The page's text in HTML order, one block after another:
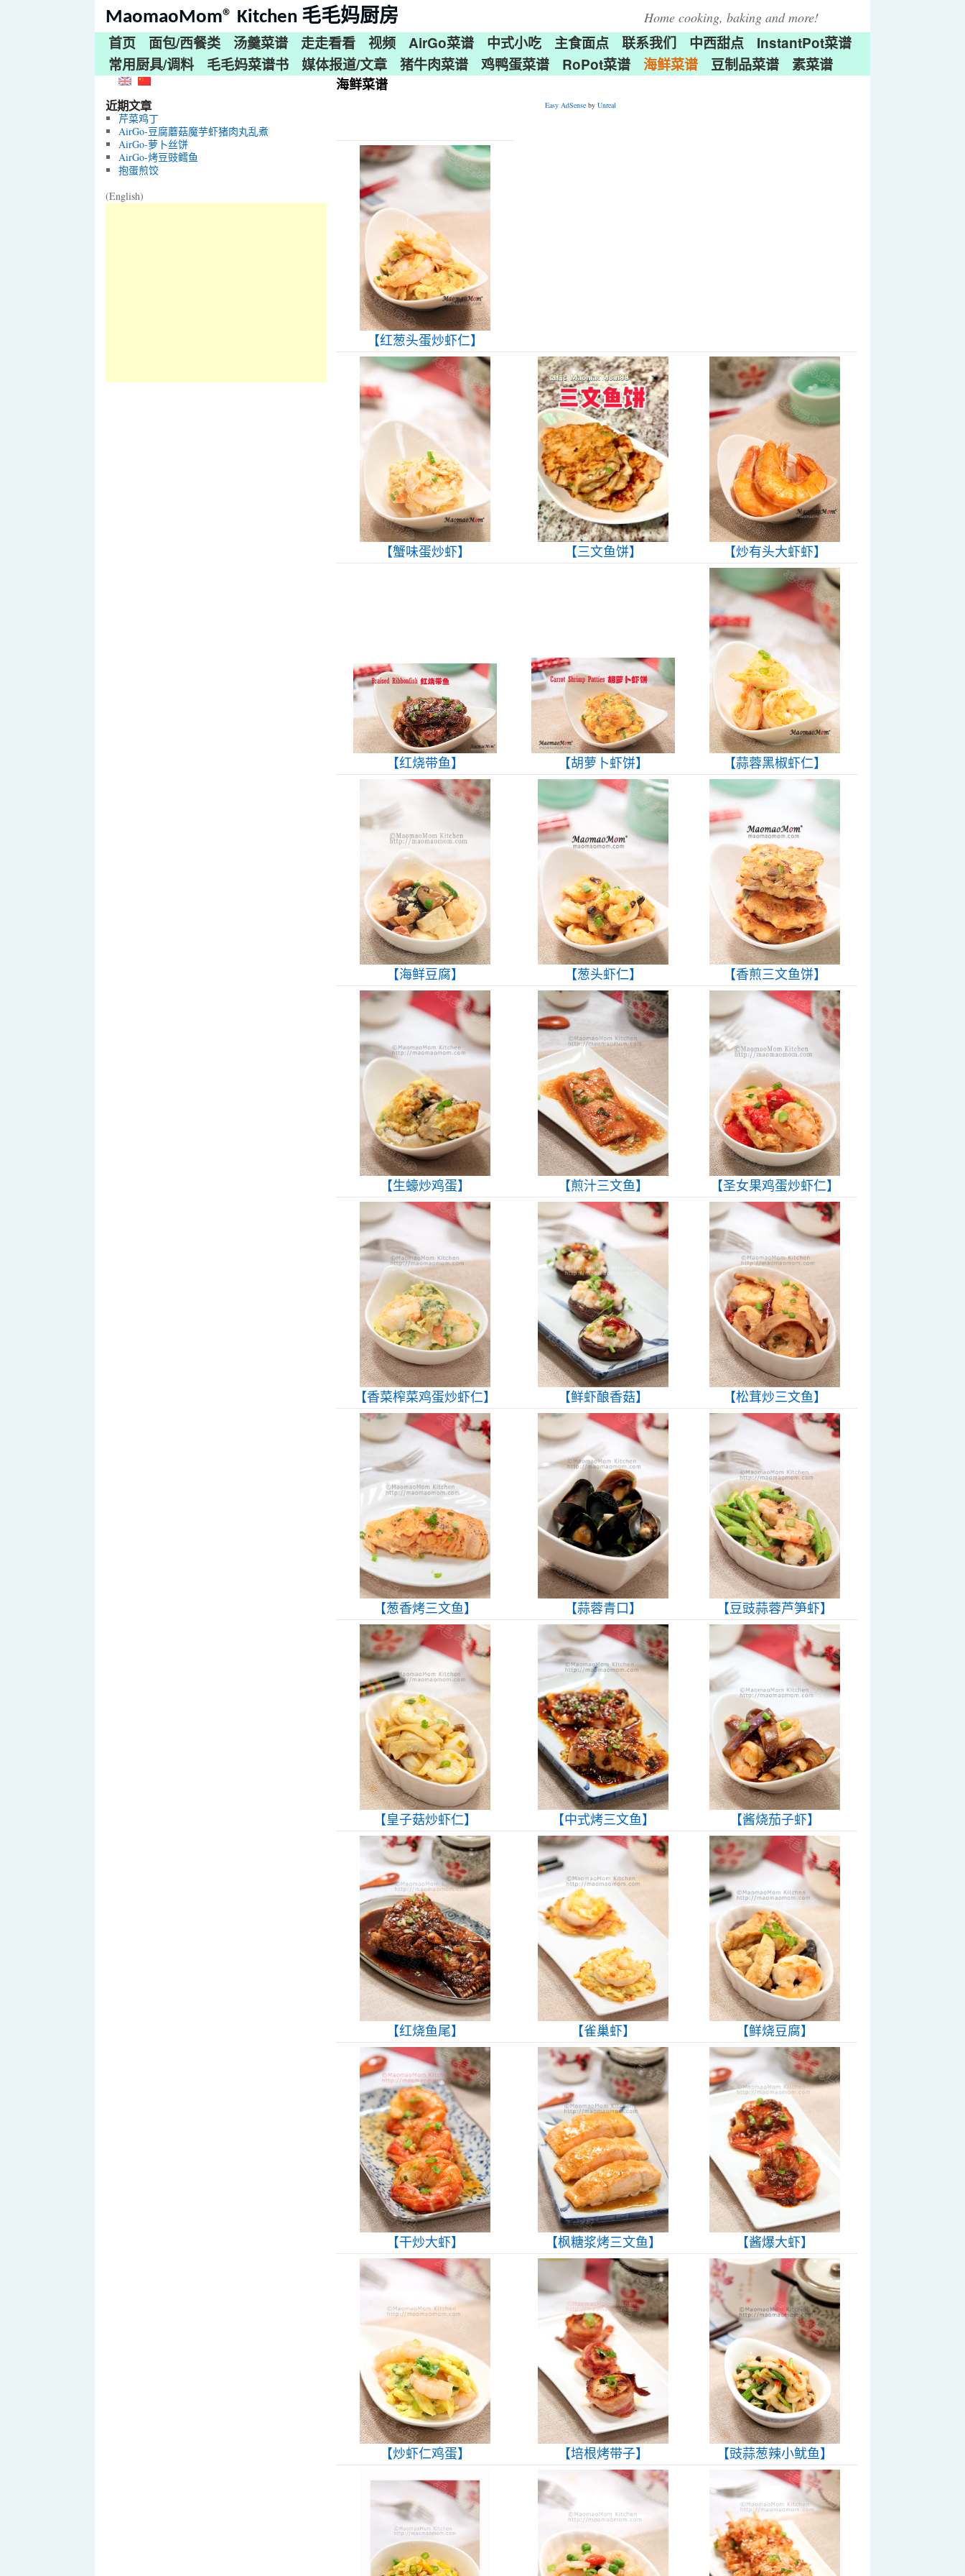
MaomaoMom® Kitchen 毛毛妈厨房 Home cooking, baking and more!
首页 面包/西餐类 汤羹菜谱 走走看看 视频 AirGo菜谱 中式小吃 主食面点 联系我们 中西甜点
InstantPot菜谱
常用厨具/调料
毛毛妈菜谱书 媒体报道/文章 猪牛肉菜谱 鸡鸭蛋菜谱 RoPot菜谱 海鲜菜谱 豆制品菜谱 素菜谱
海鲜菜谱
Easy AdSenseby Unreal
【红葱头蛋炒虾仁】
【蟹味蛋炒虾】 【三文鱼饼】 【炒有头大虾虾】
【红烧带鱼】 【胡萝卜虾饼】 【蒜蓉黑椒虾仁】
【海鲜豆腐】 【葱头虾仁】 【香煎三文鱼饼】
【生蠔炒鸡蛋】 【煎汁三文鱼】 【圣女果鸡蛋炒虾仁】
【香菜榨菜鸡蛋炒虾仁】 【鲜虾酿香菇】 【松茸炒三文鱼】
【葱香烤三文鱼】 【蒜蓉青口】 【豆豉蒜蓉芦笋虾】
【皇子菇炒虾仁】 【中式烤三文鱼】 【酱烧茄子虾】
【红烧鱼尾】 【雀巢虾】 【鲜烧豆腐】
【干炒大虾】 【枫糖浆烤三文鱼】 【酱爆大虾】
【炒虾仁鸡蛋】 【培根烤带子】 【豉蒜葱辣小鱿鱼】
近期文章
芹菜鸡丁
AirGo-豆腐蘑菇魔芋虾猪肉丸乱煮
AirGo-萝卜丝饼
AirGo-烤豆豉鳕鱼
抱蛋煎饺
(English)